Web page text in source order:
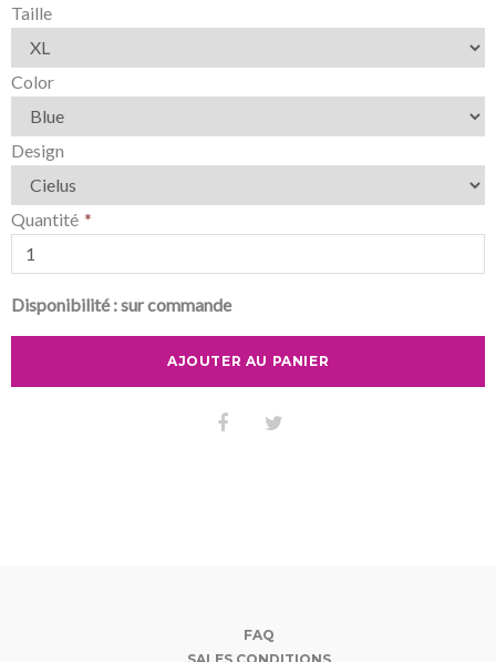
Taille
Color
Design
Quantité
Disponibilité :sur commande
AJOUTER AU PANIER
FAQ